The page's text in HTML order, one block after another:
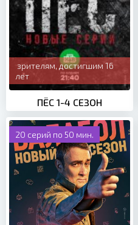
зрителям, достигшим 16
лет
ПЁС 1-4 СЕЗОН
20 серий по 50 мин.